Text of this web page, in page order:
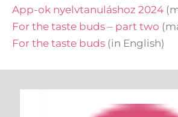
App-ok nyelvtanuláshoz 2024
For the taste buds – part two
For the taste buds (in English)